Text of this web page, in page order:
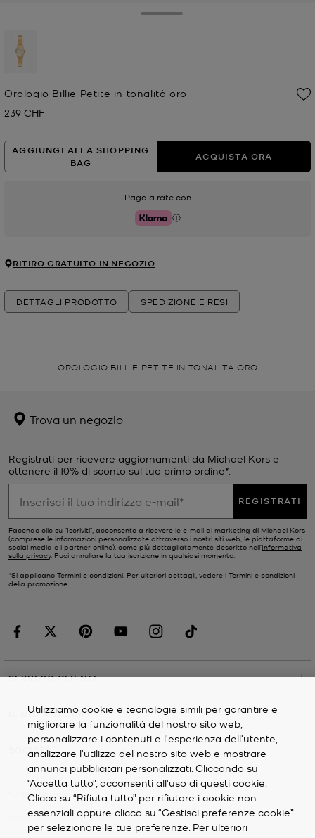
Orologio Billie Petite in tonalità oro
Prezzo attuale
239 CHF
AGGIUNGI ALLA SHOPPING
BAG
ACQUISTA ORA
Paga a rate con
Klarna
RITIRO GRATUITO IN NEGOZIO
DETTAGLI PRODOTTO SPEDIZIONE E RESI
OROLOGIO BILLIE PETITE IN TONALITÀ ORO
Trova un negozio
Registrati per ricevere aggiornamenti da Michael Kors e
ottenere il 10% di sconto sul tuo primo ordine*.
REGISTRATI
Facendo clic su "Iscriviti", acconsento a ricevere le e-mail di marketing di Michael Kors
(comprese le informazioni personalizzate attraverso i nostri siti web, le piattaforme di
social media e i partner online), come più dettagliatamente descritto nell’Informativa
sulla privacy. Puoi annullare la tua iscrizione in qualsiasi momento.
*Si applicano Termini e condizioni. Per ulteriori dettagli, vedere i Termini e condizioni
della promozione.
SERVIZIO CLIENTI
IL MIO ACCOUNT
SOCIETÀ
2026Michael Kors
Informativa sulla privacy
Utilizziamo cookie e tecnologie simili per garantire e
migliorare la funzionalità del nostro sito web,
personalizzare i contenuti e l'esperienza dell'utente,
analizzare l'utilizzo del nostro sito web e mostrare
annunci pubblicitari personalizzati. Cliccando su
“Accetta tutto”, acconsenti all'uso di questi cookie.
Clicca su “Rifiuta tutto” per rifiutare i cookie non
essenziali oppure clicca su “Gestisci preferenze cookie”
per selezionare le tue preferenze. Per ulteriori